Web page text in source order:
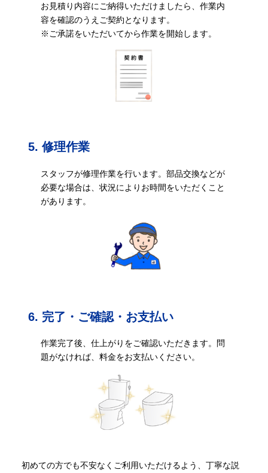
お見積り内容にご納得いただけましたら、作業内
容を確認のうえご契約となります。
※ご承諾をいただいてから作業を開始します。
5. 修理作業
スタッフが修理作業を行います。部品交換などが
必要な場合は、状況によりお時間をいただくこと
があります。
6. 完了・ご確認・お支払い
作業完了後、仕上がりをご確認いただきます。問
題がなければ、料金をお支払いください。
初めての方でも不安なくご利用いただけるよう、丁寧な説